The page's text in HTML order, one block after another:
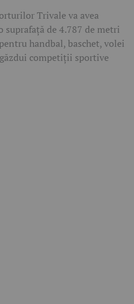
Trivale va avea
de 4.787 de metri
handbal, baschet, volei
competiții sportive